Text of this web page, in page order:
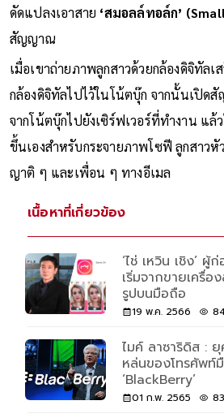
ดัดแปลงเอาสาย ‘สมอลล์ทอล์ก’
สัญญาณ
เมื่อเขาถ่ายภาพลูกสาวด้วยกล้องดิจิทัลเ
กล้องดิจิทัลไปไว้ในโน้ตบุ๊ก จากนั้นเปิด
จากโน้ตบุ๊กไปยังเซิร์ฟเวอร์ที่ทำงาน แล้
ขึ้นเองสำหรับกระจายภาพโซฟี ลูกสาว
ญาติ ๆ และเพื่อน ๆ ทางอีเมล
เนื้อหาที่เกี่ยวข้อง
‘ไช่ เหวิน เชิง’
เริ่มจากขายเครื่
รูปบนมือถือ
19 พ.ค. 2566
ไมค์ ลาซาริดิส : ยุ
หล่นของโทรศัพท์
‘BlackBerry’
01 ก.พ. 2565